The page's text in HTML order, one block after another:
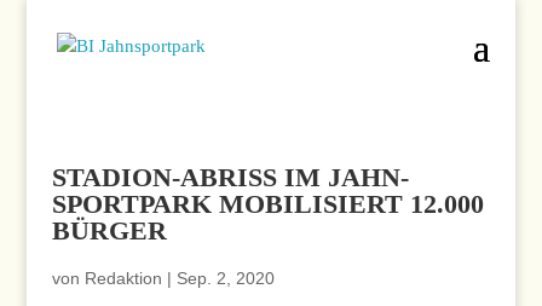
STADION-ABRISS IM JAHN-
SPORTPARK MOBILISIERT 12.000
BÜRGER
von Redaktion | Sep. 2, 2020